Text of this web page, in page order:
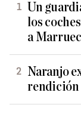
Un
los
a
Naranjo
rendición